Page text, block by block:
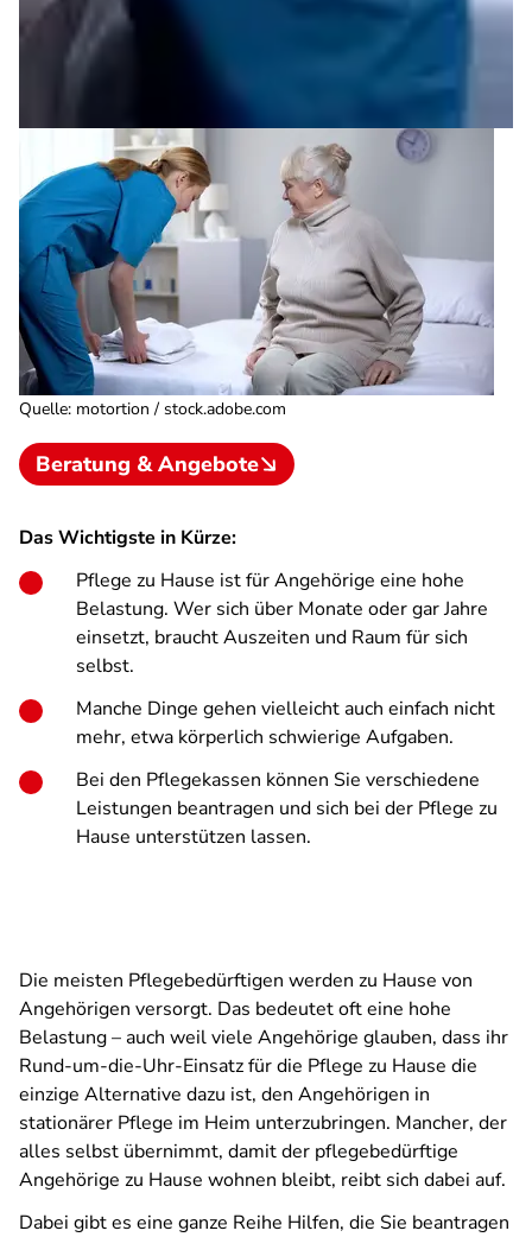
Quelle: motortion / stock.adobe.com
Beratung & Angebote
Das Wichtigste in Kürze:
Pflege zu Hause ist für Angehörige eine hohe
Belastung. Wer sich über Monate oder gar Jahre
einsetzt, braucht Auszeiten und Raum für sich
selbst.
Manche Dinge gehen vielleicht auch einfach nicht
mehr, etwa körperlich schwierige Aufgaben.
Bei den Pflegekassen können Sie verschiedene
Leistungen beantragen und sich bei der Pflege zu
Hause unterstützen lassen.
Die meisten Pflegebedürftigen werden zu Hause von
Angehörigen versorgt. Das bedeutet oft eine hohe
Belastung – auch weil viele Angehörige glauben, dass ihr
Rund-um-die-Uhr-Einsatz für die Pflege zu Hause die
einzige Alternative dazu ist, den Angehörigen in
stationärer Pflege im Heim unterzubringen. Mancher, der
alles selbst übernimmt, damit der pflegebedürftige
Angehörige zu Hause wohnen bleibt, reibt sich dabei auf.
Dabei gibt es eine ganze Reihe Hilfen, die Sie beantragen